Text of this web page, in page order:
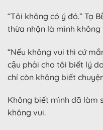
“Tôi không có ý đó.” Tạ
thừa nhận là mình không
“Nếu không vui thì cứ
cậu phải cho tôi biết lý
chí còn không biết
Không biết mình đã làm
không vui.